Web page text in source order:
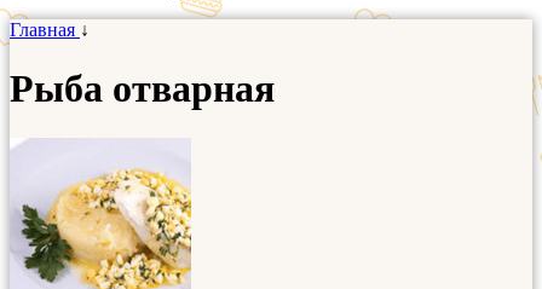
Главная ↓
Рыба отварная